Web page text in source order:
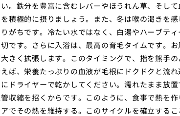
。鉄分を豊富に含むレバーやほうれん草、そし
積極的に摂りましょう。また、冬は喉の渇きを
がちです。冷たい水ではなく、白湯やハーブテ
です。さらに入浴は、最高の育毛タイムです。
きく拡張します。このタイミングで、指を熊手
ば、栄養たっぷりの血液が毛根にドクドクと流れ
ドライヤーで乾かしてください。濡れたまま放
収縮を招くからです。このように、食事で熱を
でその熱を維持する。このサイクルを確立する